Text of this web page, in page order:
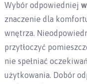
Wybór odpowiedniej
znaczenie dla
wnętrza.
przytłoczyć
nie spełniać
użytkowania. Dobór